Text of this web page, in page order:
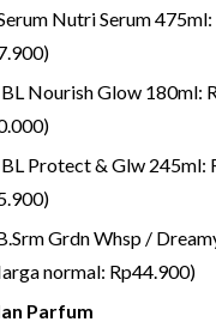
Nutri Serum
Nourish Glow 180ml:
Protect & Glw 245ml:
Grdn Whsp /
normal: Rp44.900)
Parfum